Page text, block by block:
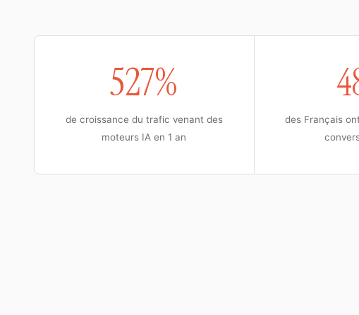
527%
de croissance du trafic venant des
moteurs IA en 1 an
des Français